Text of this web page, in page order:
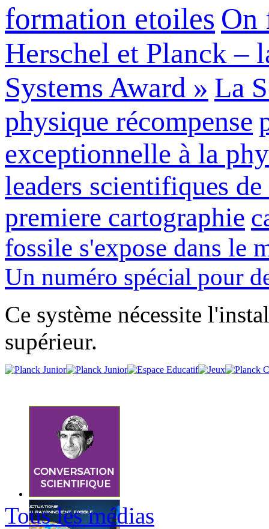
formation etoiles On
Herschel et Planck –
Systems Award » La
physique récompense
exceptionnelle à la
leaders scientifiques
premiere cartographie
fossile s'expose dans le
Un numéro spécial pour
Ce système nécessite
supérieur.
Tous les médias